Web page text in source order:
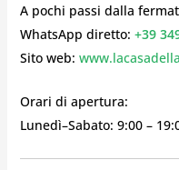
A pochi passi dalla
WhatsApp diretto: +39
Sito web:
Orari di apertura:
Lunedì–Sabato: 9:00 –